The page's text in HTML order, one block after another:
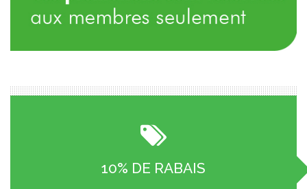
10% DE RABAIS